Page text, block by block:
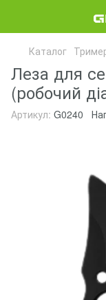
Каталог
Леза для
(робочий
Артикул: G0240